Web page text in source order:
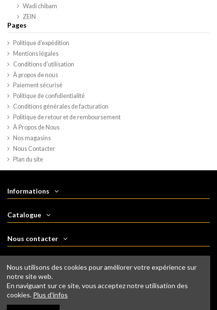
Wadi chibam
ZEIN
Pages
Politique d'expédition
Mentions légales
Conditions d'utilisation
À propos de nous
Paiement sécurisé
Politique de confidientialité
Conditions générales de facturation
Politique de retour et de remboursement
À Propos de Nous
Nos magasins
Nous Contacter
Plan du site
Informations
Catalogue
Nous contacter
Newsletter
Nous utilisons des cookies pour améliorer votre expérience sur
notre site web.
En naviguant sur ce site, vous acceptez notre utilisation des
cookies. Plus d'infos